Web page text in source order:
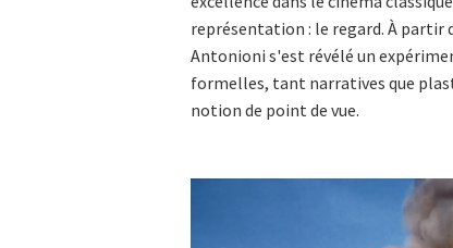
représentation : le regard. À partir
Antonioni s'est révélé un
formelles, tant narratives que
notion de point de vue.